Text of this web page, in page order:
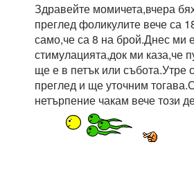
Здравейте момичета,вчера
преглед фоликулите вече са
само,че са 8 на брой.Днес ми
стимулацията,док ми каза,че
ще е в петък или събота.Утре
преглед и ще уточним
нетърпение чакам вече този